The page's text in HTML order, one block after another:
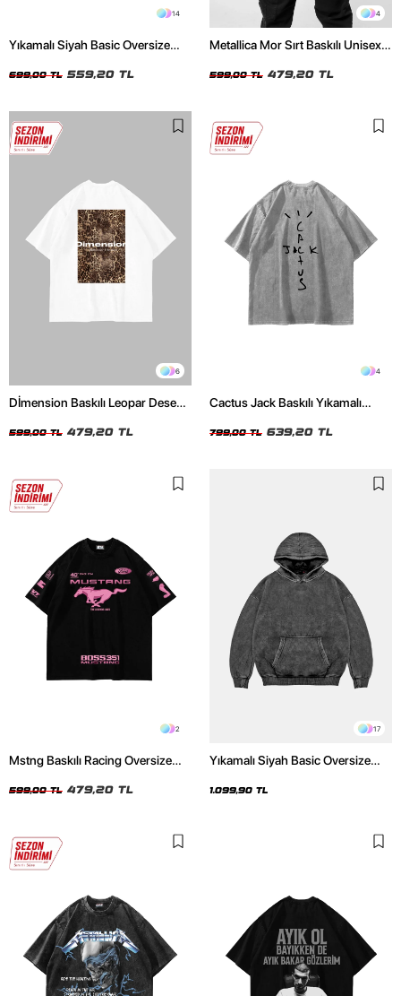
14
Yıkamalı Siyah Basic Oversize
699,00 TL 559,20 TL
4
Metallica Mor Sırt Baskılı Unisex
599,00 TL 479,20 TL
6
Dİmension Baskılı Leopar Desenli
Tshirt
599,00 TL 479,20 TL
4
Cactus Jack Baskılı Yıkamalı
799,00 TL 639,20 TL
2
Mstng Baskılı Racing Oversize
599,00 TL 479,20 TL
17
Yıkamalı Siyah Basic Oversize
1.099,90 TL